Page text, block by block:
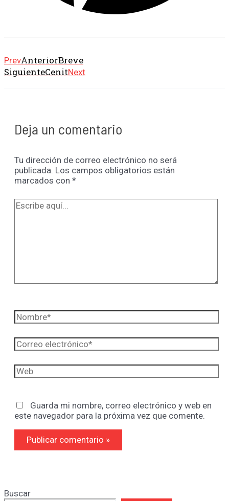
PrevAnteriorBreve
SiguienteCenitNext
Deja un comentario
Tu dirección de correo electrónico no será
publicada. Los campos obligatorios están
marcados con *
Escribe
Nombre*
Correo
electrónico*
Web
Guarda mi nombre, correo electrónico y web en
este navegador para la próxima vez que comente.
Buscar